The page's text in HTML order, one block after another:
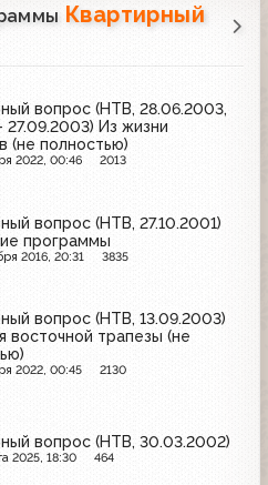
Квартирный
вопрос (НТВ, 28.06.2003,
27.09.2003) Из жизни
(не полностью)
2022, 00:46 2013
вопрос (НТВ, 27.10.2001)
программы
2016, 20:31 3835
вопрос (НТВ, 13.09.2003)
восточной трапезы (не
2022, 00:45 2130
вопрос (НТВ, 30.03.2002)
2025, 18:30 464